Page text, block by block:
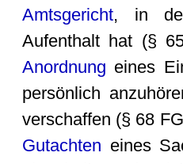
Amtsgericht, in
Aufenthalt hat (§
Anordnung eines
persönlich
verschaffen (§ 68
Gutachten eines